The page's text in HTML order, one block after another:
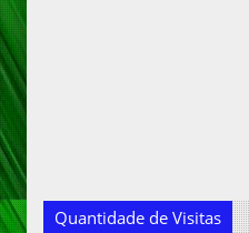
Quantidade de Visitas